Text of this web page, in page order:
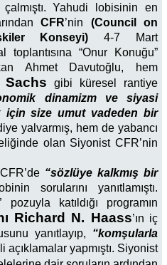
çalmıştı. Yahudi lobisinin en
CFR’nin (Council on
Konseyi)4-7 Mart
toplantısına “Onur Konuğu”
Ahmet Davutoğlu, hem
Sachsgibi küresel rantiye
dinamizm ve siyasi
için size umut vadeden bir
yalvarmış, hem de yabancı
olan Siyonist CFR’nin
“sözlüye kalkmış bir
sorularını yanıtlamıştı.
katıldığı programın
Richard N. Haass’ın iç
yanıtlayıp, “komşularla
açıklamalar yapmıştı. Siyonist